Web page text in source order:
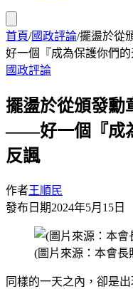
首頁/國政評論/擺盪於從
好一個『成為保護你們
國政評論
擺盪於從頒發勳
——好一個『成
反諷
作者王順民
發布日期2024年5月15日
(圖片來源：本會長
同樣的一天之內，卻是